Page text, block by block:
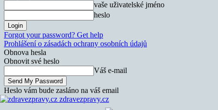
vaše uživatelské jméno
heslo
Forgot your password? Get help
Prohlášení o zásadách ochrany osobních údajů
Obnova hesla
Obnovit své heslo
Váš e-mail
Heslo vám bude zasláno na váš email
zdravezpravy.cz